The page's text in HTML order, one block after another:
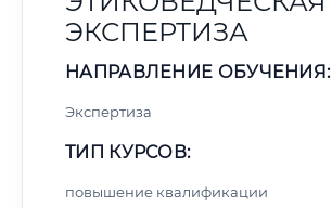
ЭКСПЕРТИЗА
НАПРАВЛЕНИЕ ОБУЧЕНИЯ:
Экспертиза
ТИП КУРСОВ:
повышение квалификации